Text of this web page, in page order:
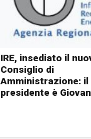
IRE, insediato il
Consiglio di
Amministrazione: il
presidente è